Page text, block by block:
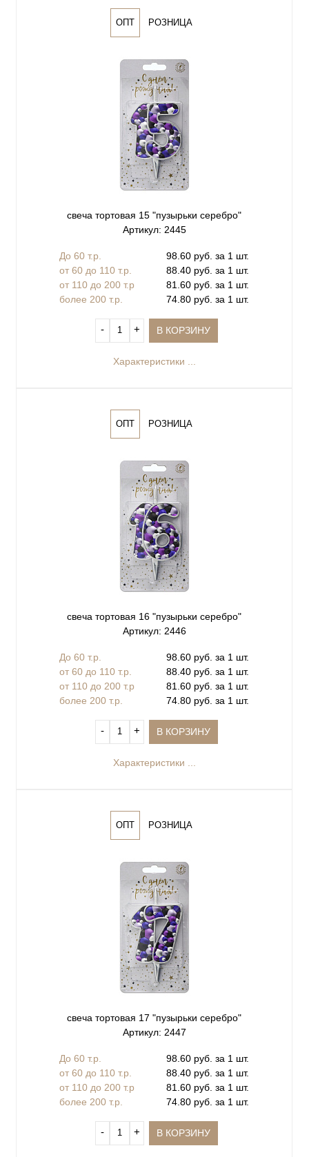
ОПТ РОЗНИЦА
свеча тортовая 15 "пузырьки серебро"
Артикул: 2445
До 60 т.р.
98.60 руб. за 1 шт.
от 60 до 110 т.р.
88.40 руб. за 1 шт.
от 110 до 200 т.р
81.60 руб. за 1 шт.
более 200 т.р.
74.80 руб. за 1 шт.
‐ + В КОРЗИНУ
Характеристики ...
ОПТ РОЗНИЦА
свеча тортовая 16 "пузырьки серебро"
Артикул: 2446
До 60 т.р.
98.60 руб. за 1 шт.
от 60 до 110 т.р.
88.40 руб. за 1 шт.
от 110 до 200 т.р
81.60 руб. за 1 шт.
более 200 т.р.
74.80 руб. за 1 шт.
‐ + В КОРЗИНУ
Характеристики ...
ОПТ РОЗНИЦА
свеча тортовая 17 "пузырьки серебро"
Артикул: 2447
До 60 т.р.
98.60 руб. за 1 шт.
от 60 до 110 т.р.
88.40 руб. за 1 шт.
от 110 до 200 т.р
81.60 руб. за 1 шт.
более 200 т.р.
74.80 руб. за 1 шт.
‐ + В КОРЗИНУ